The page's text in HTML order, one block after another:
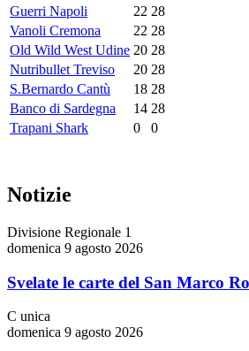
Guerri Napoli 22 28
Vanoli Cremona
22 28
Old Wild West Udine 20 28
Nutribullet Treviso
20 28
S.Bernardo Cantù
18 28
Banco di Sardegna
14 28
Trapani Shark
0 0
Notizie
Divisione Regionale 1
domenica 9 agosto 2026
Svelate le carte del San Marco
C unica
domenica 9 agosto 2026